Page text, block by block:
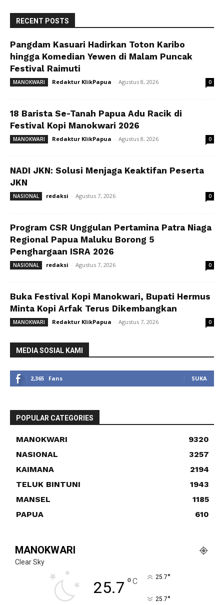
RECENT POSTS
Pangdam Kasuari Hadirkan Toton Karibo
hingga Komedian Yewen di Malam Puncak
Festival Raimuti
MANOKWARI Redaktur KlikPapua - Agustus 8, 2026 0
18 Barista Se-Tanah Papua Adu Racik di
Festival Kopi Manokwari 2026
MANOKWARI Redaktur KlikPapua - Agustus 8, 2026 0
NADI JKN: Solusi Menjaga Keaktifan Peserta
JKN
NASIONAL redaksi - Agustus 7, 2026 0
Program CSR Unggulan Pertamina Patra Niaga
Regional Papua Maluku Borong 5
Penghargaan ISRA 2026
NASIONAL redaksi - Agustus 7, 2026 0
Buka Festival Kopi Manokwari, Bupati Hermus
Minta Kopi Arfak Terus Dikembangkan
MANOKWARI Redaktur KlikPapua - Agustus 7, 2026 0
MEDIA SOSIAL KAMI
2,365 Fans SUKA
POPULAR CATEGORIES
MANOKWARI
9320
NASIONAL
3257
KAIMANA
2194
TELUK BINTUNI
1943
MANSEL
1185
PAPUA
610
MANOKWARI
Clear Sky
25.7 °C 25.7°
25.7°